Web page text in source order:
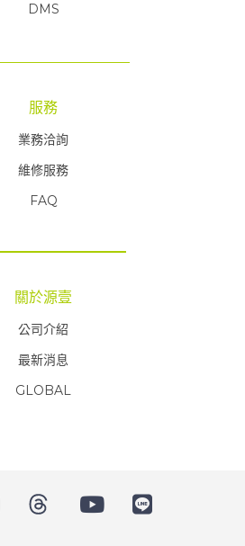
DMS
服務
業務洽詢
維修服務
FAQ
關於源壹
公司介紹
最新消息
GLOBAL